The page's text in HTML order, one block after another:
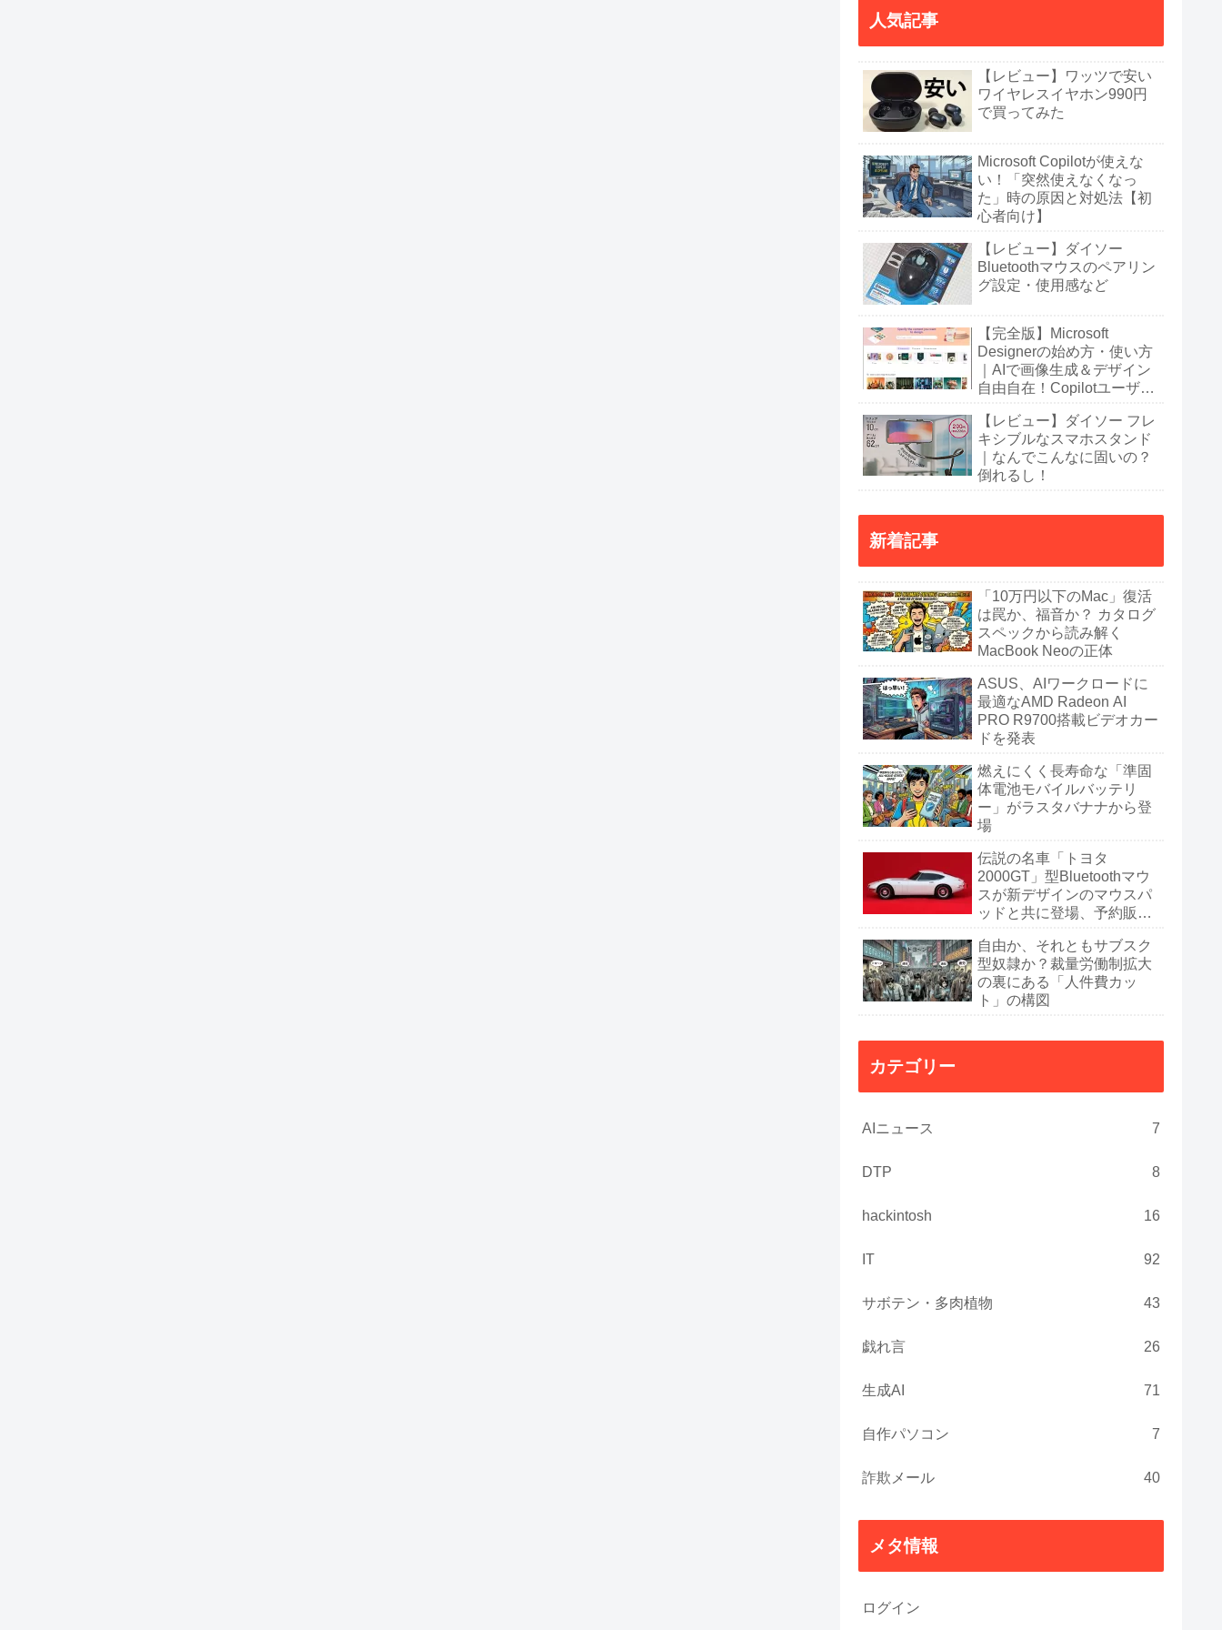
人気記事
【レビュー】ワッツで安い
ワイヤレスイヤホン990円
で買ってみた
Microsoft Copilotが使えな
い！「突然使えなくなっ
た」時の原因と対処法【初
心者向け】
【レビュー】ダイソー
Bluetoothマウスのペアリン
グ設定・使用感など
【完全版】Microsoft
Designerの始め方・使い方
｜AIで画像生成＆デザイン
自由自在！Copilotユーザー
【レビュー】ダイソー フレ
キシブルなスマホスタンド
｜なんでこんなに固いの？
倒れるし！
新着記事
「10万円以下のMac」復活
は罠か、福音か？ カタログ
スペックから読み解く
MacBook Neoの正体
ASUS、AIワークロードに
最適なAMD Radeon AI
PRO R9700搭載ビデオカー
ドを発表
燃えにくく長寿命な「準固
体電池モバイルバッテリ
ー」がラスタバナナから登
場
伝説の名車「トヨタ
2000GT」型Bluetoothマウ
スが新デザインのマウスパ
ッドと共に登場、予約販売
自由か、それともサブスク
型奴隷か？裁量労働制拡大
の裏にある「人件費カッ
ト」の構図
カテゴリー
AIニュース 7
DTP 8
hackintosh 16
IT 92
サボテン・多肉植物 43
戯れ言 26
生成AI 71
自作パソコン 7
詐欺メール 40
メタ情報
ログイン